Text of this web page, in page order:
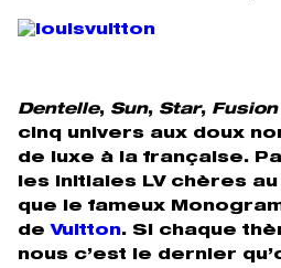
Dentelle, Sun, Star, Fusion
cinq univers aux doux
de luxe à la française.
les initiales LV chères
que le fameux
de Vuitton. Si chaque
nous c’est le dernier